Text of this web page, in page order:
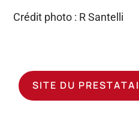
Crédit photo : R Santelli
SITE DU